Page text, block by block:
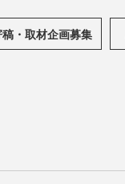
・取材企画募集